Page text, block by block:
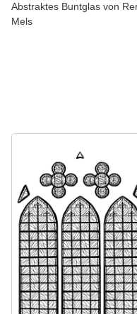
Abstraktes Buntglas von
Mels